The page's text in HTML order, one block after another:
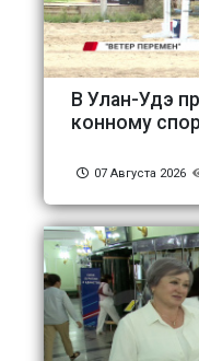
В Улан-Удэ
конному
07 Августа 2026